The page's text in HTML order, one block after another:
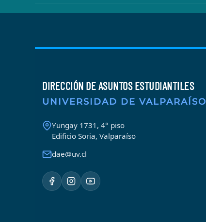
DIRECCIÓN DE ASUNTOS ESTUDIANTILES
UNIVERSIDAD DE VALPARAÍSO
Yungay 1731, 4° piso
Edificio Soria, Valparaíso
dae@uv.cl